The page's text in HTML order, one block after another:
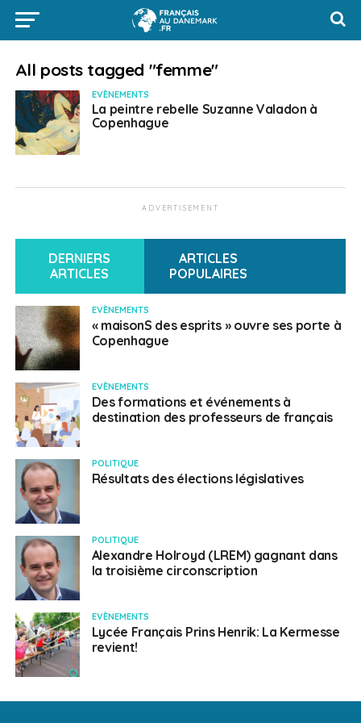
All posts tagged "femme"
EVÈNEMENTS
La peintre rebelle Suzanne Valadon à
Copenhague
ADVERTISEMENT
DERNIERS
ARTICLES
ARTICLES
POPULAIRES
EVÈNEMENTS
« maisonS des esprits » ouvre ses porte à
Copenhague
EVÈNEMENTS
Des formations et événements à
destination des professeurs de français
POLITIQUE
Résultats des élections législatives
POLITIQUE
Alexandre Holroyd (LREM) gagnant dans
la troisième circonscription
EVÈNEMENTS
Lycée Français Prins Henrik: La Kermesse
revient!